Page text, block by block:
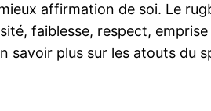
affirmation de soi. Le
faiblesse, respect, emprise
savoir plus sur les atouts du